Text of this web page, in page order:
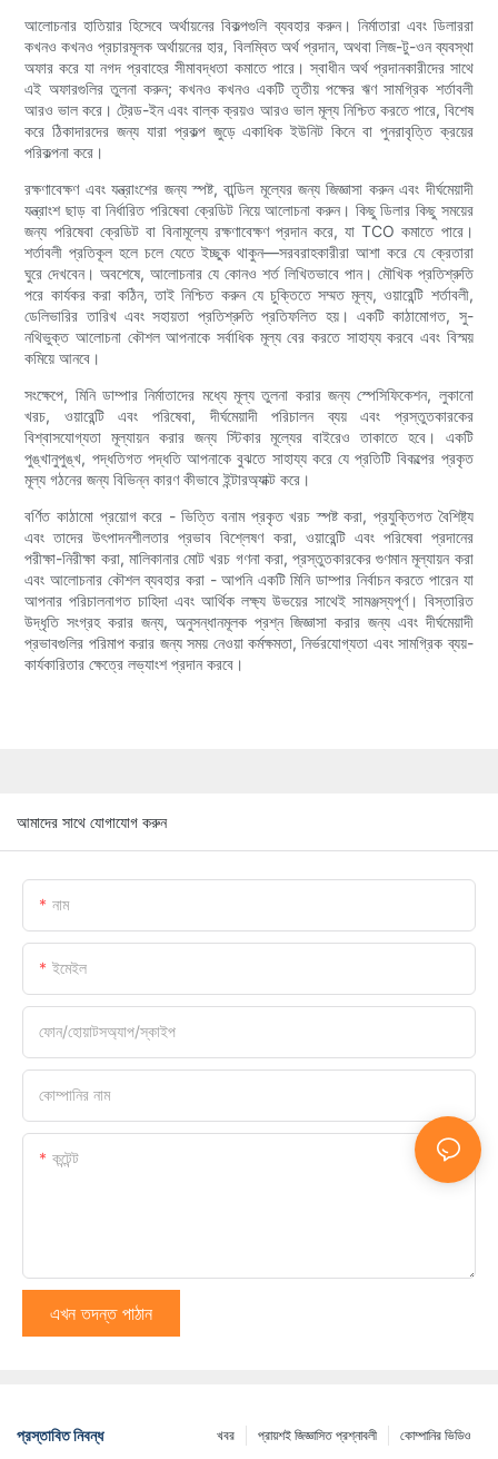
আলোচনার হাতিয়ার হিসেবে অর্থায়নের বিকল্পগুলি ব্যবহার করুন। নির্মাতারা এবং ডিলাররা
কখনও কখনও প্রচারমূলক অর্থায়নের হার, বিলম্বিত অর্থ প্রদান, অথবা লিজ-টু-ওন ব্যবস্থা
অফার করে যা নগদ প্রবাহের সীমাবদ্ধতা কমাতে পারে। স্বাধীন অর্থ প্রদানকারীদের সাথে
এই অফারগুলির তুলনা করুন; কখনও কখনও একটি তৃতীয় পক্ষের ঋণ সামগ্রিক শর্তাবলী
আরও ভাল করে। ট্রেড-ইন এবং বাল্ক ক্রয়ও আরও ভাল মূল্য নিশ্চিত করতে পারে, বিশেষ
করে ঠিকাদারদের জন্য যারা প্রকল্প জুড়ে একাধিক ইউনিট কিনে বা পুনরাবৃত্তি ক্রয়ের
পরিকল্পনা করে।
রক্ষণাবেক্ষণ এবং যন্ত্রাংশের জন্য স্পষ্ট, বান্ডিল মূল্যের জন্য জিজ্ঞাসা করুন এবং দীর্ঘমেয়াদী
যন্ত্রাংশ ছাড় বা নির্ধারিত পরিষেবা ক্রেডিট নিয়ে আলোচনা করুন। কিছু ডিলার কিছু সময়ের
জন্য পরিষেবা ক্রেডিট বা বিনামূল্যে রক্ষণাবেক্ষণ প্রদান করে, যা TCO কমাতে পারে।
শর্তাবলী প্রতিকূল হলে চলে যেতে ইচ্ছুক থাকুন—সরবরাহকারীরা আশা করে যে ক্রেতারা
ঘুরে দেখবেন। অবশেষে, আলোচনার যে কোনও শর্ত লিখিতভাবে পান। মৌখিক প্রতিশ্রুতি
পরে কার্যকর করা কঠিন, তাই নিশ্চিত করুন যে চুক্তিতে সম্মত মূল্য, ওয়ারেন্টি শর্তাবলী,
ডেলিভারির তারিখ এবং সহায়তা প্রতিশ্রুতি প্রতিফলিত হয়। একটি কাঠামোগত, সু-
নথিভুক্ত আলোচনা কৌশল আপনাকে সর্বাধিক মূল্য বের করতে সাহায্য করবে এবং বিস্ময়
কমিয়ে আনবে।
সংক্ষেপে, মিনি ডাম্পার নির্মাতাদের মধ্যে মূল্য তুলনা করার জন্য স্পেসিফিকেশন, লুকানো
খরচ, ওয়ারেন্টি এবং পরিষেবা, দীর্ঘমেয়াদী পরিচালন ব্যয় এবং প্রস্তুতকারকের
বিশ্বাসযোগ্যতা মূল্যায়ন করার জন্য স্টিকার মূল্যের বাইরেও তাকাতে হবে। একটি
পুঙ্খানুপুঙ্খ, পদ্ধতিগত পদ্ধতি আপনাকে বুঝতে সাহায্য করে যে প্রতিটি বিকল্পের প্রকৃত
মূল্য গঠনের জন্য বিভিন্ন কারণ কীভাবে ইন্টারঅ্যাক্ট করে।
বর্ণিত কাঠামো প্রয়োগ করে - ভিত্তি বনাম প্রকৃত খরচ স্পষ্ট করা, প্রযুক্তিগত বৈশিষ্ট্য
এবং তাদের উৎপাদনশীলতার প্রভাব বিশ্লেষণ করা, ওয়ারেন্টি এবং পরিষেবা প্রদানের
পরীক্ষা-নিরীক্ষা করা, মালিকানার মোট খরচ গণনা করা, প্রস্তুতকারকের গুণমান মূল্যায়ন করা
এবং আলোচনার কৌশল ব্যবহার করা - আপনি একটি মিনি ডাম্পার নির্বাচন করতে পারেন যা
আপনার পরিচালনাগত চাহিদা এবং আর্থিক লক্ষ্য উভয়ের সাথেই সামঞ্জস্যপূর্ণ। বিস্তারিত
উদ্ধৃতি সংগ্রহ করার জন্য, অনুসন্ধানমূলক প্রশ্ন জিজ্ঞাসা করার জন্য এবং দীর্ঘমেয়াদী
প্রভাবগুলির পরিমাপ করার জন্য সময় নেওয়া কর্মক্ষমতা, নির্ভরযোগ্যতা এবং সামগ্রিক ব্যয়-
কার্যকারিতার ক্ষেত্রে লভ্যাংশ প্রদান করবে।
আমাদের সাথে যোগাযোগ করুন
নাম
ইমেইল
ফোন/হোয়াটসঅ্যাপ/স্কাইপ
কোম্পানির নাম
কন্টেন্ট
এখন তদন্ত পাঠান
প্রস্তাবিত নিবন্ধ কোম্পানির ভিডিও
প্রায়শই জিজ্ঞাসিত প্রশ্নাবলী
খবর